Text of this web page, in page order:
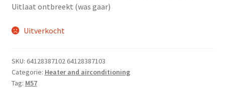
Uitlaat ontbreekt (was gaar)
Uitverkocht
SKU: 64128387102 64128387103
Categorie: Heater and airconditioning
Tag: M57